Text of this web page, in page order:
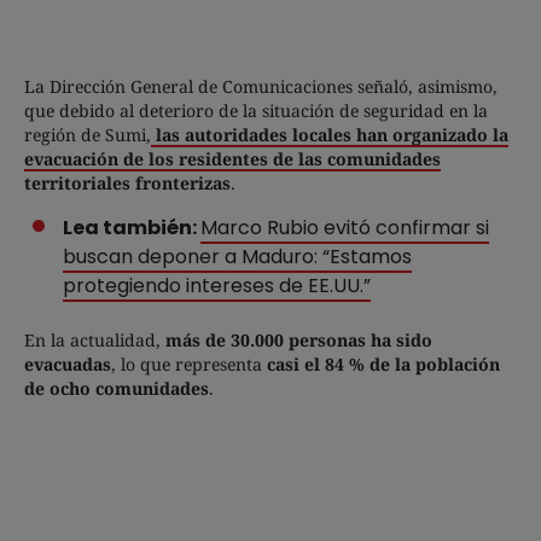
La Dirección General de Comunicaciones señaló, asimismo,
que debido al deterioro de la situación de seguridad en la
región de Sumi, las autoridades locales han organizado la
evacuación de los residentes de las comunidades
territoriales fronterizas.
Lea también:Marco Rubio evitó confirmar si
buscan deponer a Maduro: “Estamos
protegiendo intereses de EE.UU.”
En la actualidad, más de 30.000 personas ha sido
evacuadas, lo que representa casi el 84 % de la población
de ocho comunidades.